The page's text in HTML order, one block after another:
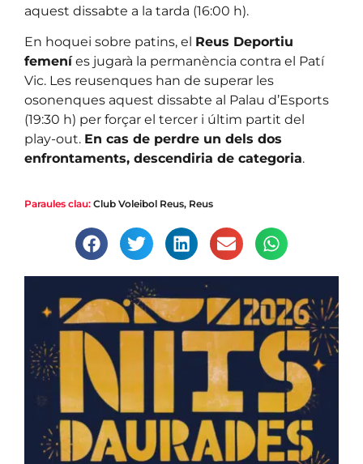
aquest dissabte a la tarda (16:00 h).
En hoquei sobre patins, el Reus Deportiu
femeníes jugarà la permanència contra el Patí
Vic. Les reusenques han de superar les
osonenques aquest dissabte al Palau d’Esports
(19:30 h) per forçar el tercer i últim partit del
play-out. En cas de perdre un dels dos
enfrontaments, descendiria de categoria.
Paraules clau: Club Voleibol Reus, Reus